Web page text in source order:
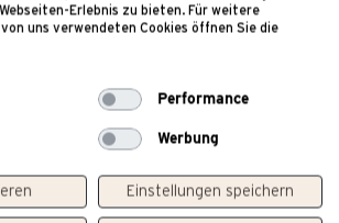
Erlebnis zu bieten. Für weitere
uns verwendeten Cookies öffnen Sie die
Performance
Werbung
Einstellungen speichern